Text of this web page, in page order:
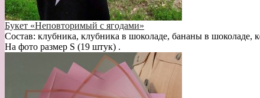
Букет «Неповторимый с ягодами»
Состав: клубника, клубника в шоколаде, бананы в
На фото размер S (19 штук) .